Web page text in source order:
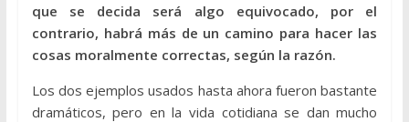
que se decida será algo equivocado, por el
contrario, habrá más de un camino para hacer las
cosas moralmente correctas, según la razón.
Los dos ejemplos usados hasta ahora fueron bastante
dramáticos, pero en la vida cotidiana se dan mucho